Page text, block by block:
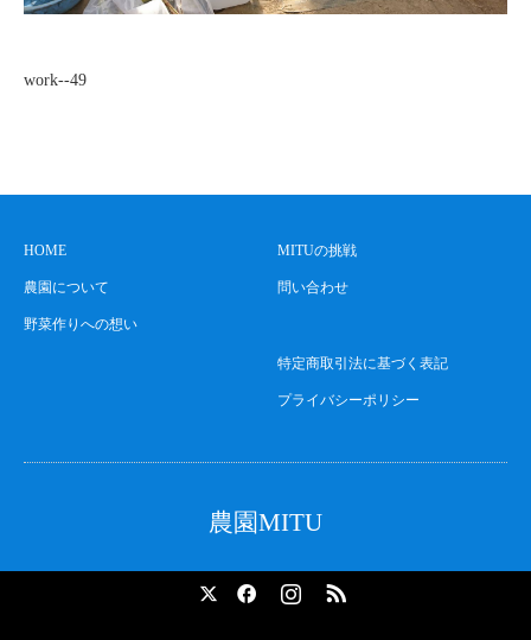
work--49
HOME
農園について
野菜作りへの想い
MITUの挑戦
問い合わせ
特定商取引法に基づく表記
プライバシーポリシー
農園MITU